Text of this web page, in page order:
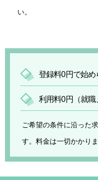
い。
登録料0円で始め
利用料0円（就職
ご希望の条件に沿った
す。料金は一切かかりま